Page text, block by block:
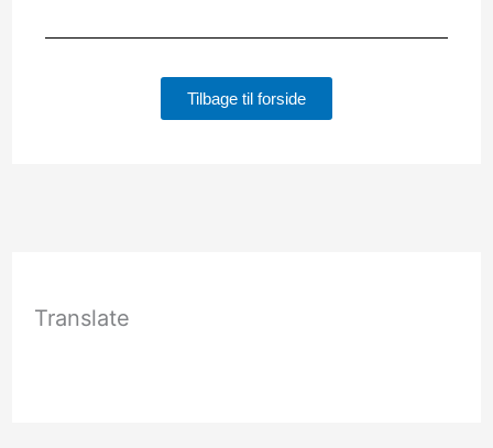
Tilbage til forside
Translate